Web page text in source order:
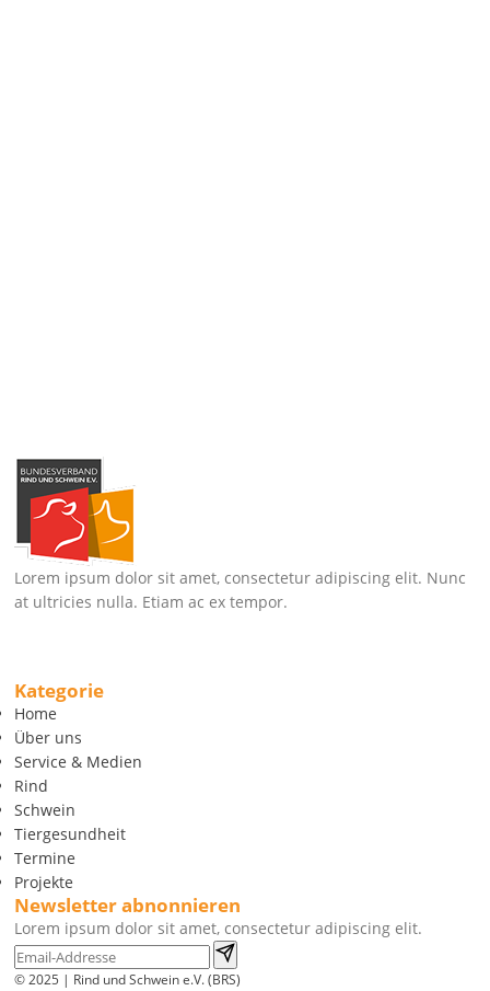
Lorem ipsum dolor sit amet, consectetur adipiscing elit. Nunc
at ultricies nulla. Etiam ac ex tempor.
Kategorie
Home
Über uns
Service & Medien
Rind
Schwein
Tiergesundheit
Termine
Projekte
Newsletter abnonnieren
Lorem ipsum dolor sit amet, consectetur adipiscing elit.
© 2025 | Rind und Schwein e.V. (BRS)